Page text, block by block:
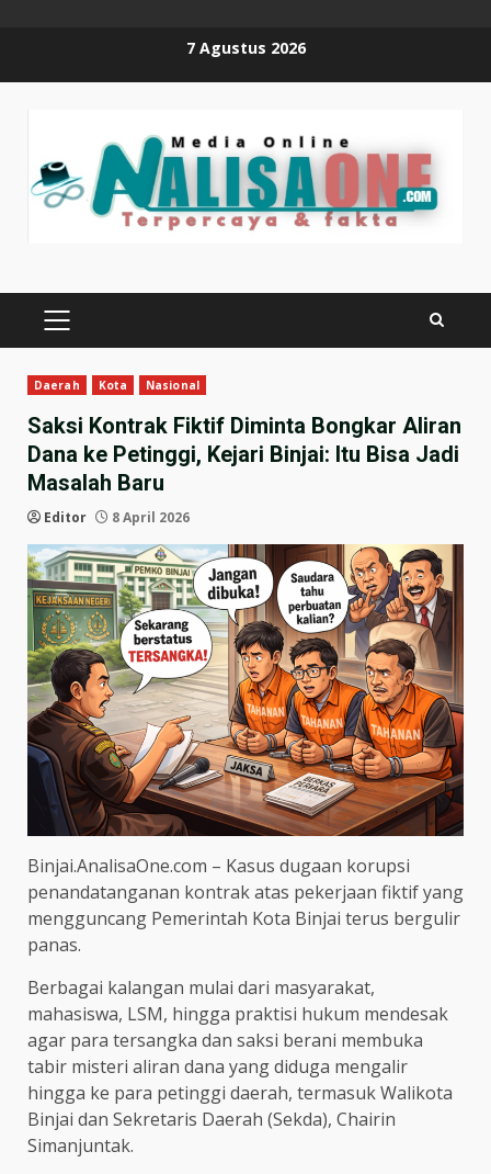
7 Agustus 2026
PRIMARY
Daerah Kota Nasional
Saksi Kontrak Fiktif Diminta Bongkar Aliran
Dana ke Petinggi, Kejari Binjai: Itu Bisa Jadi
Masalah Baru
Editor 8 April 2026
Binjai.AnalisaOne.com – Kasus dugaan korupsi
penandatanganan kontrak atas pekerjaan fiktif yang
mengguncang Pemerintah Kota Binjai terus bergulir
panas.
Berbagai kalangan mulai dari masyarakat,
mahasiswa, LSM, hingga praktisi hukum mendesak
agar para tersangka dan saksi berani membuka
tabir misteri aliran dana yang diduga mengalir
hingga ke para petinggi daerah, termasuk Walikota
Binjai dan Sekretaris Daerah (Sekda), Chairin
Simanjuntak.